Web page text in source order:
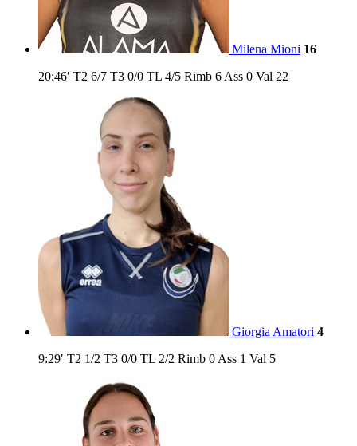
Milena Mioni 16
20:46′ T2 6/7 T3 0/0 TL 4/5 Rimb 6 Ass 0 Val 22
Giorgia Amatori 4
9:29′ T2 1/2 T3 0/0 TL 2/2 Rimb 0 Ass 1 Val 5